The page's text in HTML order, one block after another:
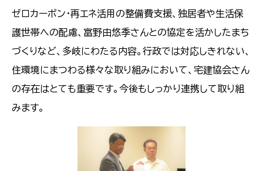
ゼロカーボン・再エネ活用の整備費支援、独居者や生活保
護世帯への配慮、富野由悠季さんとの協定を活かしたまち
づくりなど、多岐にわたる内容。行政では対応しきれない、
住環境にまつわる様々な取り組みにおいて、宅建協会さん
の存在はとても重要です。今後もしっかり連携して取り組
みます。